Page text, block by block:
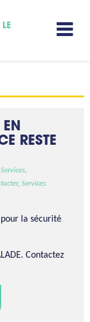
LE
EN
RESTE
Services,
, Services
la sécurité
Contactez